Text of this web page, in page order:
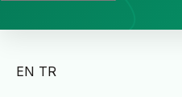
EN TR